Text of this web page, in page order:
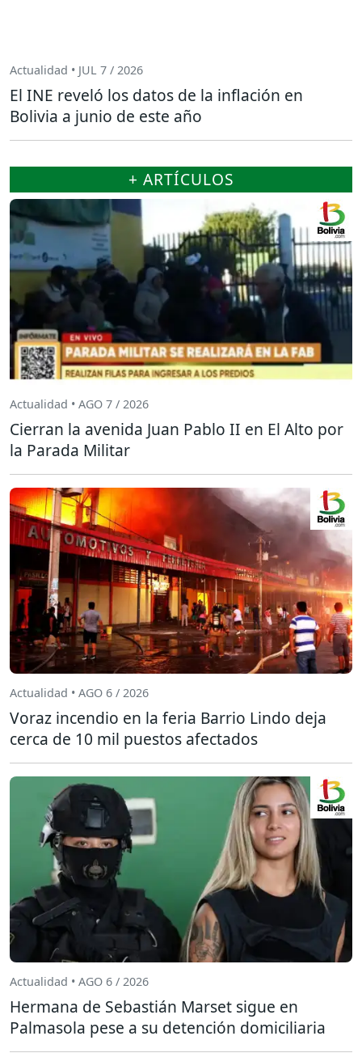
Actualidad • JUL 7 / 2026
El INE reveló los datos de la inflación en
Bolivia a junio de este año
+ ARTÍCULOS
Actualidad • AGO 7 / 2026
Cierran la avenida Juan Pablo II en El Alto por
la Parada Militar
Actualidad • AGO 6 / 2026
Voraz incendio en la feria Barrio Lindo deja
cerca de 10 mil puestos afectados
Actualidad • AGO 6 / 2026
Hermana de Sebastián Marset sigue en
Palmasola pese a su detención domiciliaria